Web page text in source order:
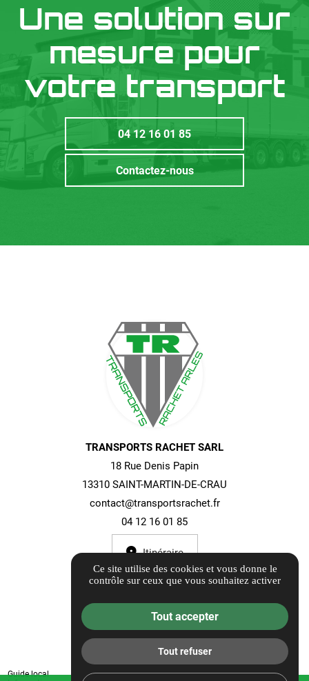
Une solution sur
mesure pour
votre transport
04 12 16 01 85
Contactez-nous
TRANSPORTS RACHET SARL
18 Rue Denis Papin
13310 SAINT-MARTIN-DE-CRAU
contact@transportsrachet.fr
04 12 16 01 85
Itinéraire
Guide local
Ce site utilise des cookies et vous donne le
contrôle sur ceux que vous souhaitez activer
Tout accepter
Tout refuser